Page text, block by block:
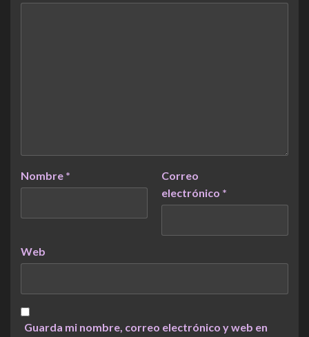
Nombre *
Correo
electrónico *
Web
Guarda mi nombre, correo electrónico y web en